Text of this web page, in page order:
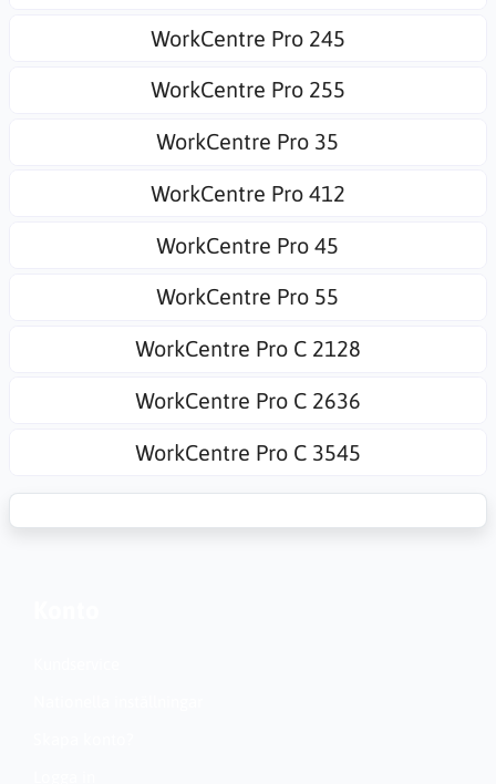
WorkCentre Pro 245
WorkCentre Pro 255
WorkCentre Pro 35
WorkCentre Pro 412
WorkCentre Pro 45
WorkCentre Pro 55
WorkCentre Pro C 2128
WorkCentre Pro C 2636
WorkCentre Pro C 3545